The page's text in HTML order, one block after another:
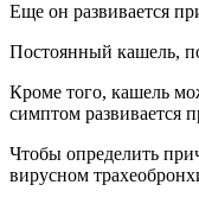
Еще он развивается
Постоянный кашель,
Кроме того, кашель
симптом развивается
Чтобы определить
вирусном